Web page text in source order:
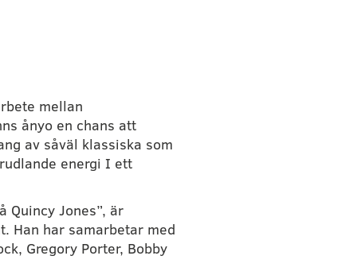
mellan
ånyo en chans att
av såväl klassiska som
energi I ett
Quincy Jones”, är
Han har samarbetar med
Gregory Porter, Bobby